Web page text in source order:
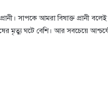
সাপকে আমরা বিষাক্ত প্রানী
মৃত্যু ঘটে বেশি। আর সবচেয়ে